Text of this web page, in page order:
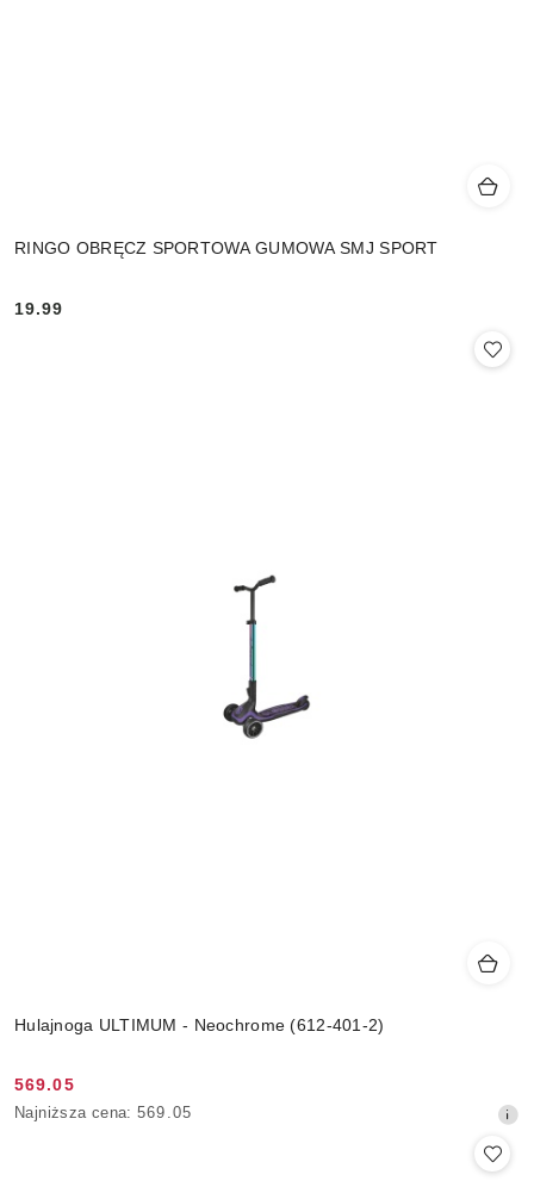
RINGO OBRĘCZ SPORTOWA GUMOWA SMJ SPORT
Cena:
19.99
Hulajnoga ULTIMUM - Neochrome (612-401-2)
Cena
promocyjna:
569.05
Najniższa
Najniższa cena: 569.05